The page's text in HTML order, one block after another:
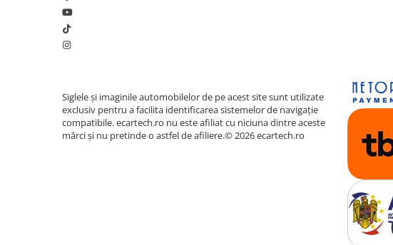
Camera Trafic DVR
Rama adaptare
Rame adaptare 2DIN
Camera frontala
Siglele și imaginile automobilelor de pe acest site sunt utilizate
exclusiv pentru a facilita identificarea sistemelor de navigație
compatibile. ecartech.ro nu este afiliat cu niciuna dintre aceste
mărci și nu pretinde o astfel de afiliere.© 2026 ecartech.ro